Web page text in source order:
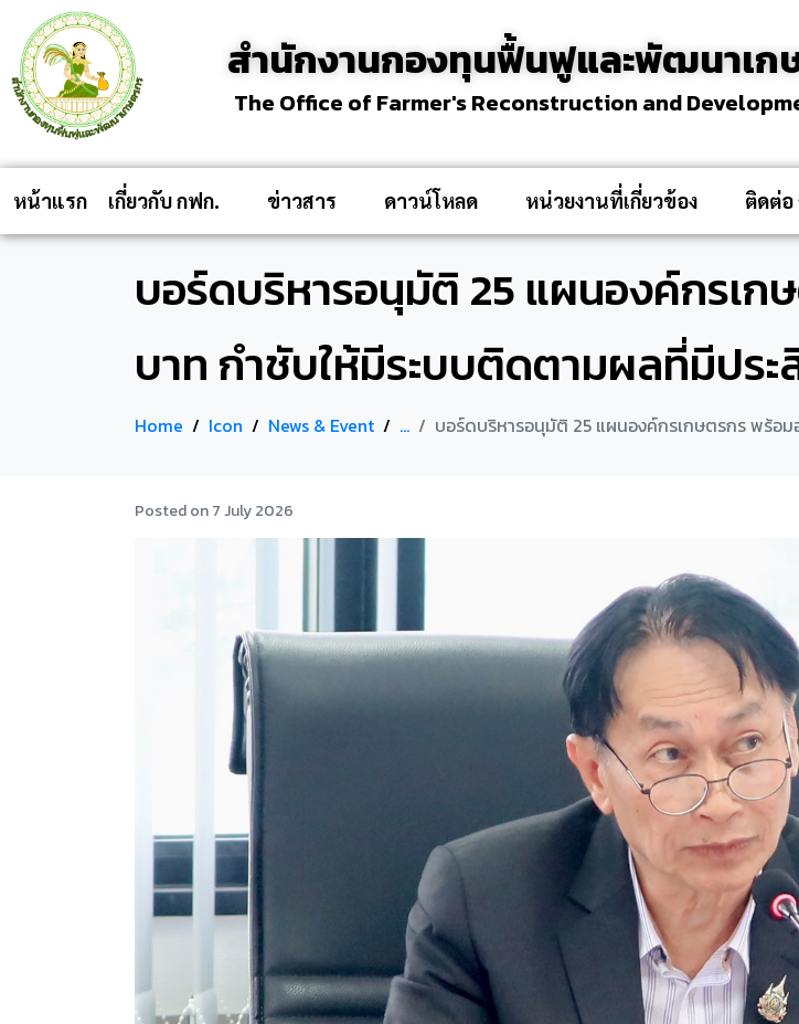
สำนักงานกองทุนฟื้นฟูและพัฒนาเก
The Office of Farmer's Reconstruction and
หน้าแรก เกี่ยวกับ กฟก. ข่าวสาร ดาวน์โหลด หน่วยงานที่เกี่ยวข้อง ติดต่อ
บอร์ดบริหารอนุมัติ 25 แผนองค์กรเก
บาท กำชับให้มีระบบติดตามผลที่มีปร
Home Icon News & Event ... บอร์ดบริหารอนุมัติ 25 แผนองค์กรเกษตรกร พร้อ
Posted on7 July 2026